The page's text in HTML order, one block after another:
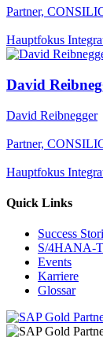
Partner,
Hauptfokus
David
David Reibnegger
Partner,
Hauptfokus
Quick Links
Success
S/4HANA-
Events
Karriere
Glossar